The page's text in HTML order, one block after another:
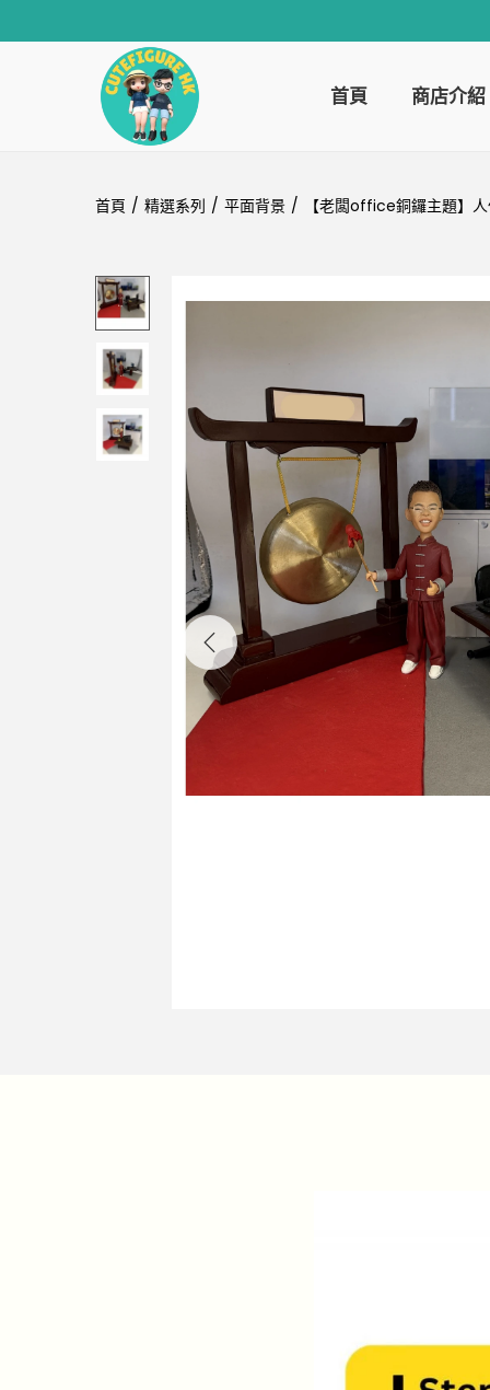
首頁 商店介紹
首頁 / 精選系列 / 平面背景 / 【老闆office銅鑼主題】